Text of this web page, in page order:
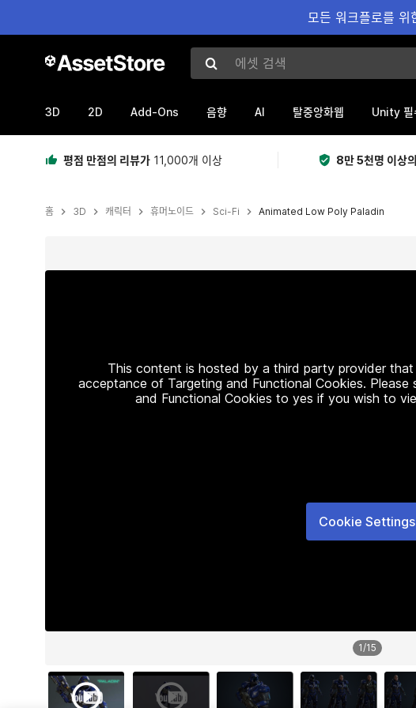
모든 워크플로를 위
에셋 검색
3D 2D Add-Ons 음향 AI 탈중앙화웹 Unity 필
평점 만점의 리뷰가 11,000개 이상 8만 5천명 이상의
홈 3D 캐릭터 휴머노이드 Sci-Fi Animated Low Poly Paladin
This content is hosted by a third party provider
acceptance of Targeting and Functional Cookies.
and Functional Cookies to yes if you wish to
Cookie Settings
1/15